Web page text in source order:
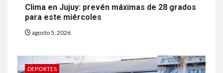
Clima en Jujuy: prevén máximas de 28 grados
para este miércoles
agosto 5, 2026
DEPORTES